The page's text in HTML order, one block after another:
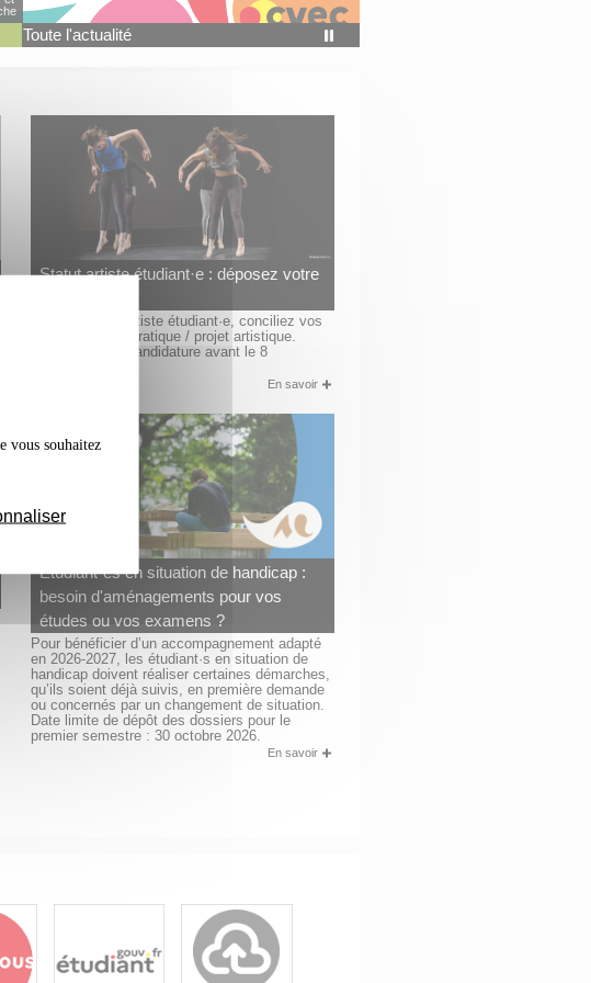
Toute l'actualité
Statut artiste étudiant·e : déposez votre
Avec le statut artiste étudiant·e, conciliez vos
études et votre pratique / projet artistique.
Envoyez votre candidature avant le 8
En savoir
Etudiant·es en situation de handicap :
besoin d'aménagements pour vos
études ou vos examens ?
Pour bénéficier d’un accompagnement adapté
en 2026-2027, les étudiant·s en situation de
handicap doivent réaliser certaines démarches,
qu’ils soient déjà suivis, en première demande
ou concernés par un changement de situation.
Date limite de dépôt des dossiers pour le
premier semestre : 30 octobre 2026.
En savoir
vous souhaitez